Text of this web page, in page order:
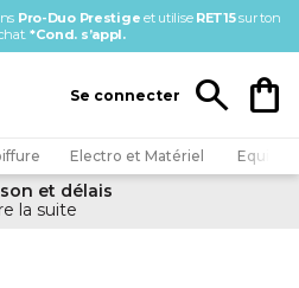
Pro-Duo Prestige et utilise RET15sur ton
hat. *Cond. s’appl.
Se connecter
Electro et Matériel
et délais
la suite